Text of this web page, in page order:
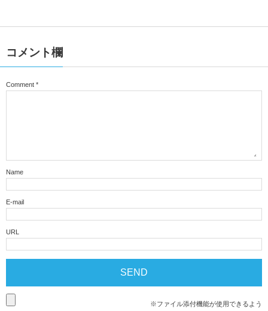
コメント欄
Comment *
Name
E-mail
URL
※ファイル添付機能が使用できるよう